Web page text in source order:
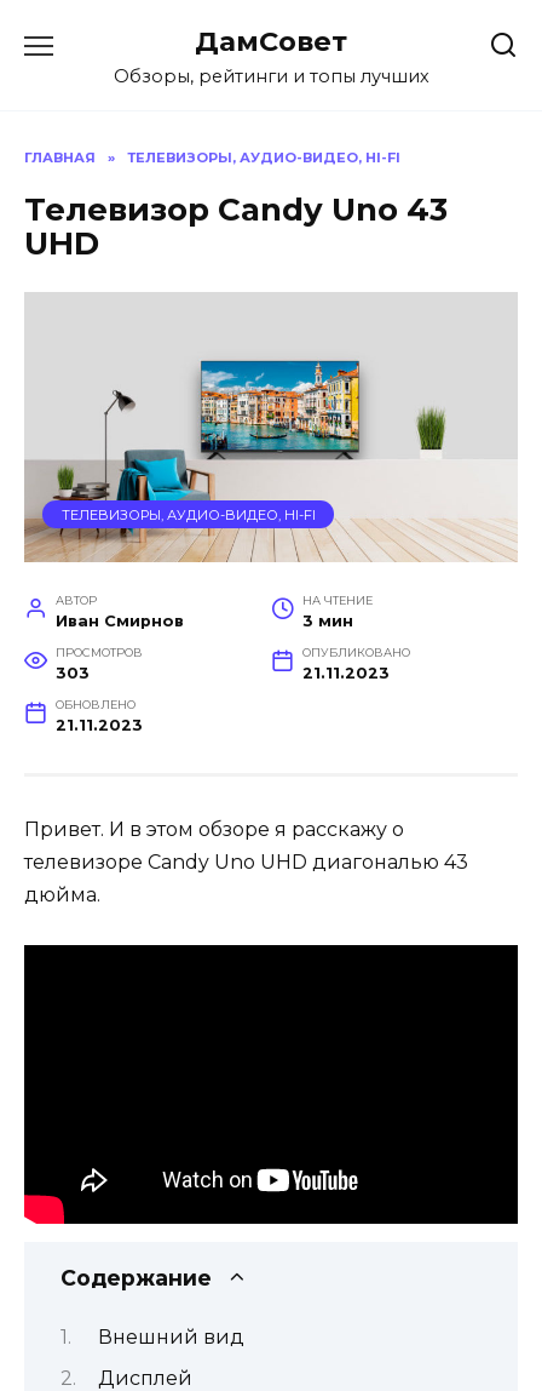
содержанию
ДамСовет
Обзоры, рейтинги и топы лучших
ГЛАВНАЯ » ТЕЛЕВИЗОРЫ, АУДИО-ВИДЕО, HI-FI
Телевизор Candy Uno 43
UHD
ТЕЛЕВИЗОРЫ, АУДИО-ВИДЕО, HI-FI
АВТОР
Иван Смирнов
НА ЧТЕНИЕ
3 мин
ПРОСМОТРОВ
303
ОПУБЛИКОВАНО
21.11.2023
ОБНОВЛЕНО
21.11.2023
Привет. И в этом обзоре я расскажу о
телевизоре Candy Uno UHD диагональю 43
дюйма.
Содержание
Внешний вид
Дисплей